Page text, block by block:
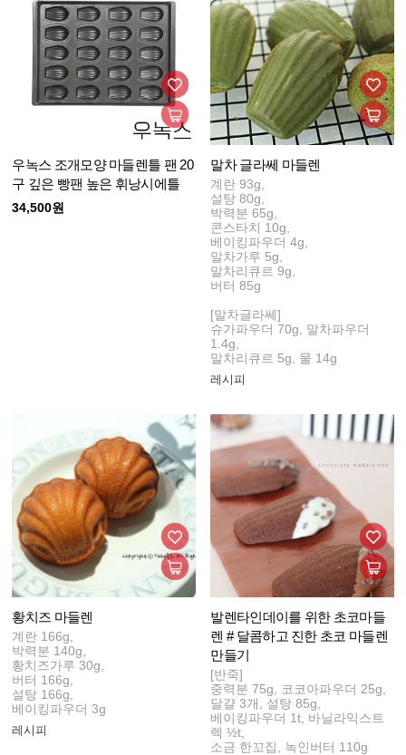
우녹스 조개모양 마들렌틀 팬 20
구 깊은 빵팬 높은 휘낭시에틀
34,500원
말차 글라쎄 마들렌
계란 93g,
설탕 80g,
박력분 65g,
콘스타치 10g,
베이킹파우더 4g,
말차가루 5g,
말차리큐르 9g,
버터 85g
[말차글라쎄]
슈가파우더 70g, 말차파우더
1.4g,
말차리큐르 5g, 물 14g
레시피
황치즈 마들렌
계란 166g,
박력분 140g,
황치즈가루 30g,
버터 166g,
설탕 166g,
베이킹파우더 3g
레시피
발렌타인데이를 위한 초코마들
렌 # 달콤하고 진한 초코 마들렌
만들기
[반죽]
중력분 75g, 코코아파우더 25g,
달걀 3개, 설탕 85g,
베이킹파우더 1t, 바닐라익스트
렉 ½t,
소금 한꼬집, 녹인버터 110g